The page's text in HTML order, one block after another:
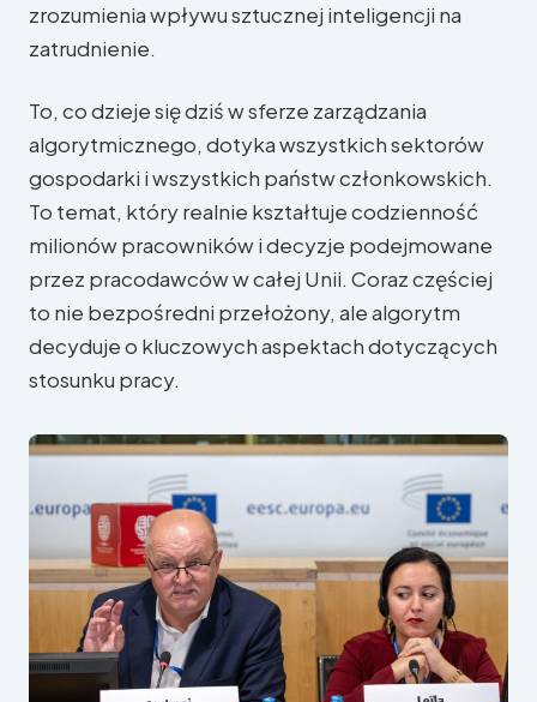
W Parlamencie Europejskim
W regionie
zrozumienia wpływu sztucznej inteligencji na
zatrudnienie.
To, co dzieje się dziś w sferze zarządzania
algorytmicznego, dotyka wszystkich sektorów
gospodarki i wszystkich państw członkowskich.
To temat, który realnie kształtuje codzienność
milionów pracowników i decyzje podejmowane
przez pracodawców w całej Unii. Coraz częściej
to nie bezpośredni przełożony, ale algorytm
decyduje o kluczowych aspektach dotyczących
stosunku pracy.